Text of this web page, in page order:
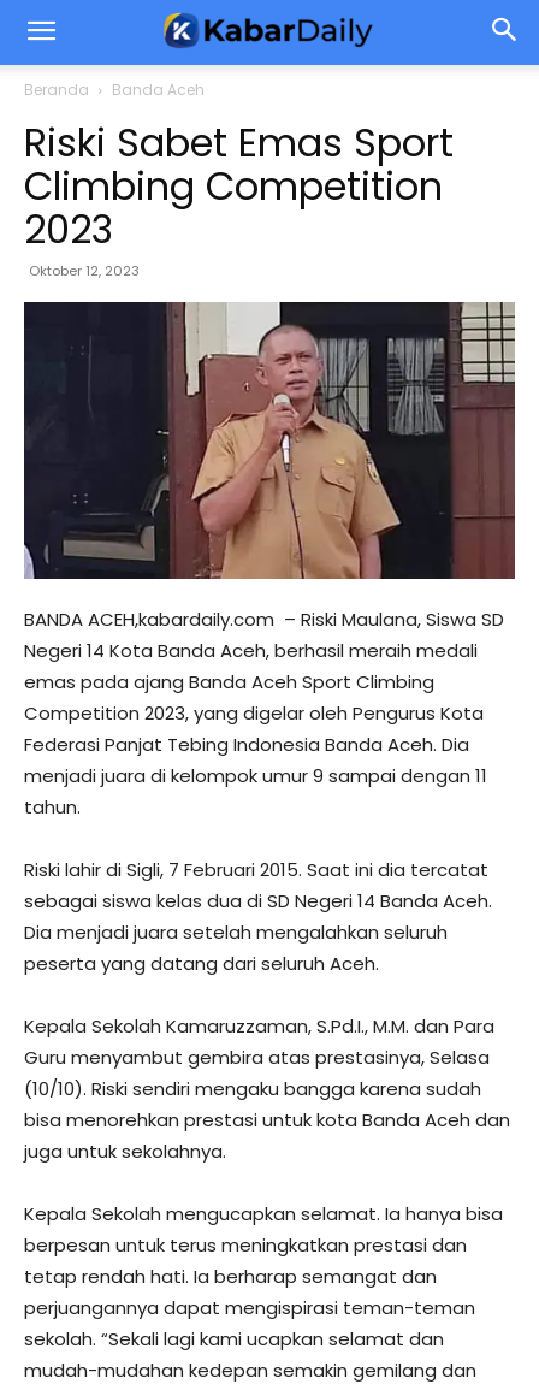
Beranda Banda Aceh
Riski Sabet Emas Sport
Climbing Competition
2023
Oktober 12, 2023
BANDA ACEH,kabardaily.com – Riski Maulana, Siswa SD
Negeri 14 Kota Banda Aceh, berhasil meraih medali
emas pada ajang Banda Aceh Sport Climbing
Competition 2023, yang digelar oleh Pengurus Kota
Federasi Panjat Tebing Indonesia Banda Aceh. Dia
menjadi juara di kelompok umur 9 sampai dengan 11
tahun.
Riski lahir di Sigli, 7 Februari 2015. Saat ini dia tercatat
sebagai siswa kelas dua di SD Negeri 14 Banda Aceh.
Dia menjadi juara setelah mengalahkan seluruh
peserta yang datang dari seluruh Aceh.
Kepala Sekolah Kamaruzzaman, S.Pd.I., M.M. dan Para
Guru menyambut gembira atas prestasinya, Selasa
(10/10). Riski sendiri mengaku bangga karena sudah
bisa menorehkan prestasi untuk kota Banda Aceh dan
juga untuk sekolahnya.
Kepala Sekolah mengucapkan selamat. Ia hanya bisa
berpesan untuk terus meningkatkan prestasi dan
tetap rendah hati. Ia berharap semangat dan
perjuangannya dapat mengispirasi teman-teman
sekolah. “Sekali lagi kami ucapkan selamat dan
mudah-mudahan kedepan semakin gemilang dan